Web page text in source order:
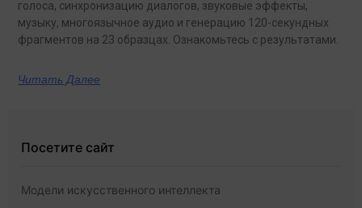
голоса, синхронизацию диалогов, звуковые эффекты,
музыку, многоязычное аудио и генерацию 120-секундных
фрагментов на 23 образцах. Ознакомьтесь с результатами.
Читать Далее
Посетите сайт
Модели искусственного интеллекта